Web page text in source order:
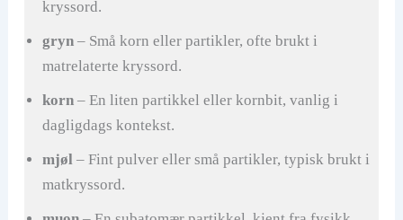
kryssord.
gryn– Små korn eller partikler, ofte brukt i
matrelaterte kryssord.
korn– En liten partikkel eller kornbit, vanlig i
dagligdags kontekst.
mjøl – Fint pulver eller små partikler, typisk brukt i
matkryssord.